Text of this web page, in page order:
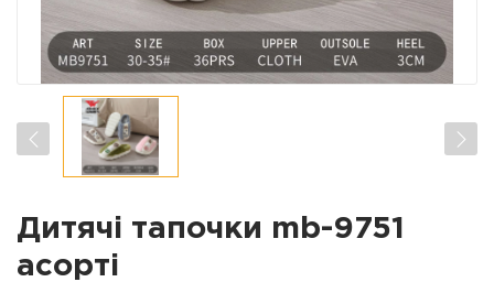
Дитячі тапочки mb-9751
асорті